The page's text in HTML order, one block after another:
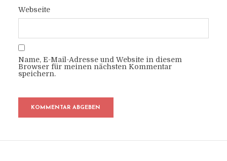
Webseite
Name, E-Mail-Adresse und Website in diesem
Browser für meinen nächsten Kommentar
speichern.